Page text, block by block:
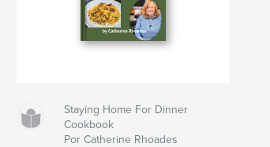
Staying Home For Dinner
Cookbook
Por Catherine Rhoades